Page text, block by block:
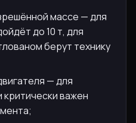
массе — для
до 10 т, для
берут технику
— для
критически важен